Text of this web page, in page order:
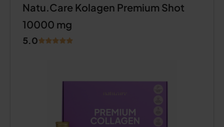
Natu.Care Kolagen Premium Shot
10000 mg
5.0